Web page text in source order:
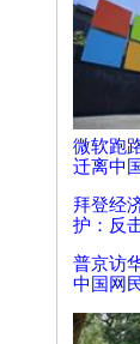
微软跑
迁离中国
拜登经
护：反
普京访
中国网